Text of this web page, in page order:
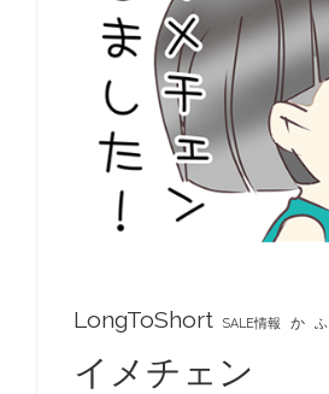
LongToShort SALE情報 か ふ
イメチェン